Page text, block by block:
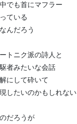
でも首にマフラー
ている
んだろう
トニク派の詩人と
者みたいな会話
にして砕いて
したいのかもしれない
だろうが